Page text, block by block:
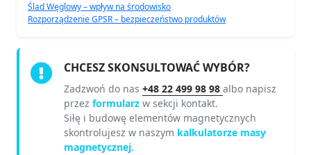
Ślad Węglowy – wpływ na środowisko
Rozporządzenie GPSR – bezpieczeństwo produktów
CHCESZ SKONSULTOWAĆ WYBÓR?
Zadzwoń do nas +48 22 499 98 98 albo napisz
przez formularz w sekcji kontakt.
Siłę i budowę elementów magnetycznych
skontrolujesz w naszym kalkulatorze masy
magnetycznej.